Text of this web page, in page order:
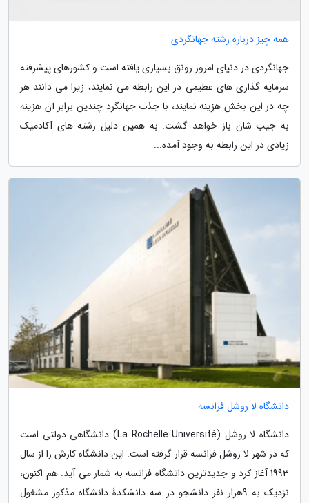
همه چیز درباره رشته جهانگردی
جهانگردی در دنیای امروز رونق بسیاری یافته است و کشورهای پیشرفته
سرمایه گذاری های عظیمی در این رابطه می نمایند، زیرا می دانند هر
چه در این بخش هزینه نمایند، با جذب جهانگرد چندین برابر آن هزینه
به جیب شان باز خواهد گشت. به همین دلیل رشته های آکادمیک
زیادی در این رابطه به وجود آمده...
دانشگاه لا روشل فرانسه
دانشگاه لا روشل (La Rochelle Université) دانشگاهی دولتی است
که در شهر لا روشل فرانسه قرار گرفته است. این دانشگاه کارش را از سال
1993 آغاز کرد و جدیدترین دانشگاه فرانسه به شمار می آید. هم اکنون،
نزدیک به 9هزار نفر دانشجو در سه دانشکدۀ دانشگاه مذکور مشغول